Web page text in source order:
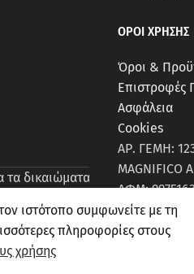
ΟΡΟΙ ΧΡΗΣΗΣ
Όροι &
Επιστροφές
Ασφάλεια
Cookies
ΑΡ. ΓΕΜΗ:
MAGNIFICO
ΑΦΜ:
τα δικαιώματα διατηρούνται
ιστότοπο συμφωνείτε με τη
πληροφορίες στους
χρήσης